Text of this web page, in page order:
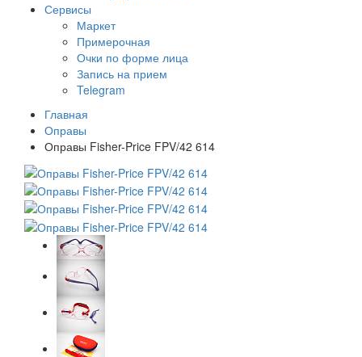
Сервисы
Маркет
Примерочная
Очки по форме лица
Запись на прием
Telegram
Главная
Оправы
Оправы Fisher-Price FPV/42 614